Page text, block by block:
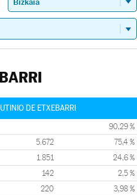
DE ETXEBARRI
90,29 %
5.672 75,4 %
1.851 24,6 %
142 2,5 %
220 3,98 %